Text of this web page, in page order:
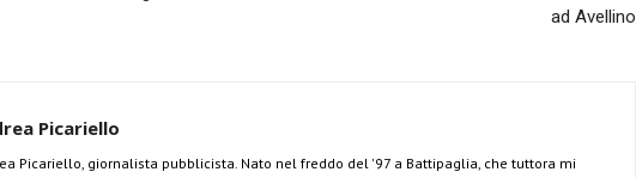
ad Avellino
Picariello
Picariello, giornalista pubblicista. Nato nel freddo del '97 a Battipaglia, che tuttora mi